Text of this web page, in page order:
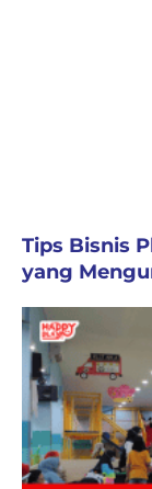
Tips Bisnis
yang